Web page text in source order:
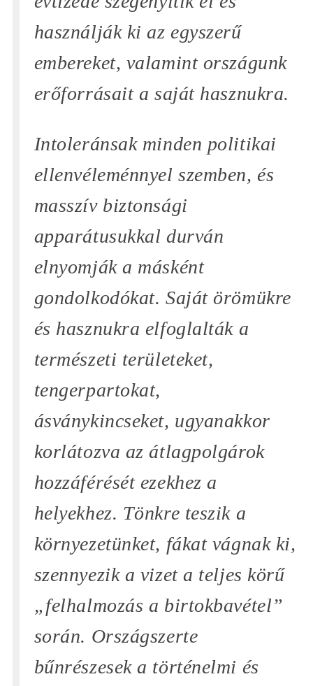
használják ki az egyszerű
embereket, valamint országunk
erőforrásait a saját hasznukra.
Intoleránsak minden politikai
ellenvéleménnyel szemben, és
masszív biztonsági
apparátusukkal durván
elnyomják a másként
gondolkodókat. Saját örömükre
és hasznukra elfoglalták a
természeti területeket,
tengerpartokat,
ásványkincseket, ugyanakkor
korlátozva az átlagpolgárok
hozzáférését ezekhez a
helyekhez. Tönkre teszik a
környezetünket, fákat vágnak ki,
szennyezik a vizet a teljes körű
„felhalmozás a birtokbavétel”
során. Országszerte
bűnrészesek a történelmi és